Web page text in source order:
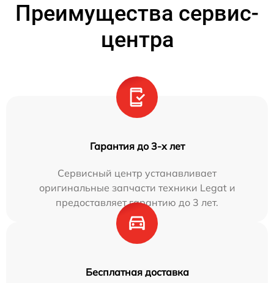
Преимущества сервис-
центра
Гарантия до 3-х лет
Сервисный центр устанавливает
оригинальные запчасти техники Legat и
предоставляет гарантию до 3 лет.
Бесплатная доставка